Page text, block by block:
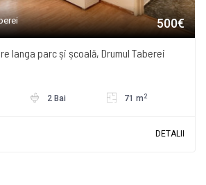
500€
langa parc și școală, Drumul Taberei
2 Bai 71 m 2
DETALII